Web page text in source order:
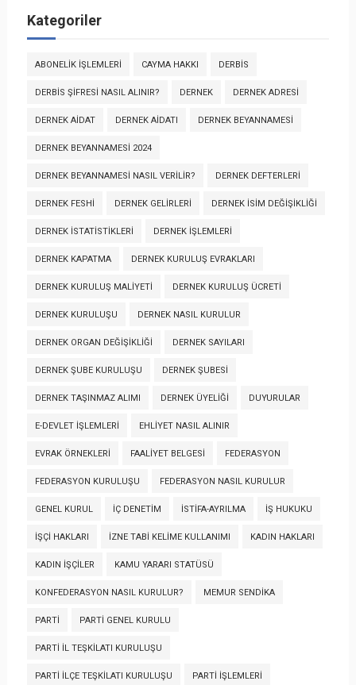
Kategoriler
ABONELIK İŞLEMLERI CAYMA HAKKI DERBİS
DERBİS ŞIFRESI NASIL ALINIR? DERNEK DERNEK ADRESI
DERNEK AIDAT DERNEK AIDATI DERNEK BEYANNAMESI
DERNEK BEYANNAMESI 2024
DERNEK BEYANNAMESI NASIL VERILIR? DERNEK DEFTERLERI
DERNEK FESHI DERNEK GELIRLERI DERNEK İSIM DEĞIŞIKLIĞI
DERNEK İSTATISTIKLERI DERNEK İŞLEMLERI
DERNEK KAPATMA DERNEK KURULUŞ EVRAKLARI
DERNEK KURULUŞ MALIYETI DERNEK KURULUŞ ÜCRETI
DERNEK KURULUŞU DERNEK NASIL KURULUR
DERNEK ORGAN DEĞIŞIKLIĞI DERNEK SAYILARI
DERNEK ŞUBE KURULUŞU DERNEK ŞUBESI
DERNEK TAŞINMAZ ALIMI DERNEK ÜYELIĞI DUYURULAR
E-DEVLET İŞLEMLERI EHLIYET NASIL ALINIR
EVRAK ÖRNEKLERI FAALIYET BELGESI FEDERASYON
FEDERASYON KURULUŞU FEDERASYON NASIL KURULUR
GENEL KURUL İÇ DENETIM İSTIFA-AYRILMA İŞ HUKUKU
İŞÇI HAKLARI İZNE TABI KELIME KULLANIMI KADIN HAKLARI
KADIN İŞÇILER KAMU YARARI STATÜSÜ
KONFEDERASYON NASIL KURULUR? MEMUR SENDIKA
PARTI PARTI GENEL KURULU
PARTI İL TEŞKILATI KURULUŞU
PARTI İLÇE TEŞKILATI KURULUŞU PARTI İŞLEMLERI